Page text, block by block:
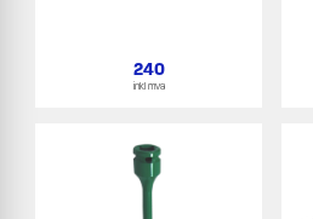
240
inkl mva